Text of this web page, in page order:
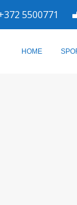
5500771
HOME